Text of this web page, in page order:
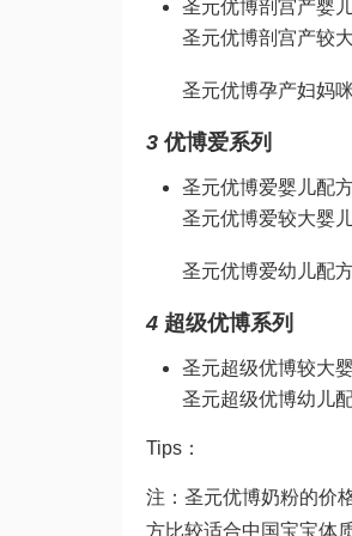
圣元优博剖宫产婴
圣元优博剖宫产较
圣元优博孕产妇妈
3 优博爱系列
圣元优博爱婴儿配
圣元优博爱较大婴
圣元优博爱幼儿配
4 超级优博系列
圣元超级优博较大
圣元超级优博幼儿
Tips：
注：圣元优博奶粉的价
方比较适合中国宝宝体